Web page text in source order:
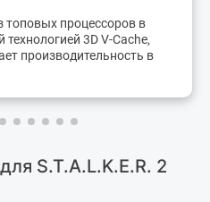
топовых процессоров в
3D V-Cache,
производительность в
S.T.A.L.K.E.R. 2